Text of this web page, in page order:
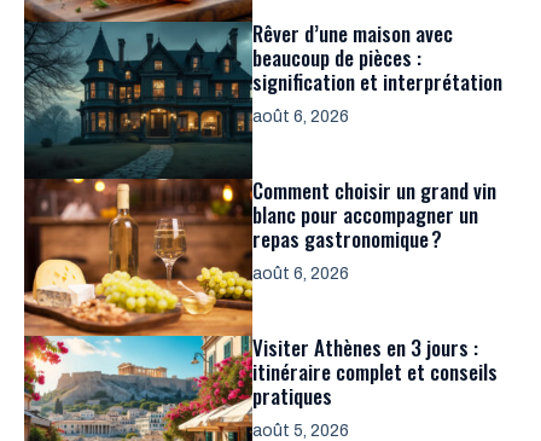
Rêver d’une maison avec
beaucoup de pièces :
signification et interprétation
août 6, 2026
Comment choisir un grand vin
blanc pour accompagner un
repas gastronomique ?
août 6, 2026
Visiter Athènes en 3 jours :
itinéraire complet et conseils
pratiques
août 5, 2026